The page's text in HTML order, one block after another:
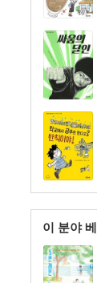
이 분야